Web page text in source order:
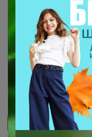
Чтобы
необходимо
Это
Войти